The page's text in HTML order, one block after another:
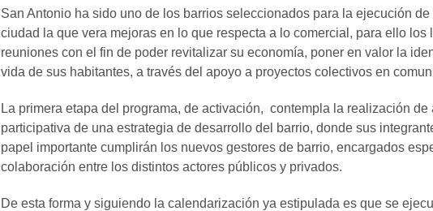
San Antonio ha sido uno de los barrios seleccionados para la ejecución
ciudad la que vera mejoras en lo que respecta a lo comercial, para ello
reuniones con el fin de poder revitalizar su economía, poner en valor la
vida de sus habitantes, a través del apoyo a proyectos colectivos en
La primera etapa del programa, de activación, contempla la realización
participativa de una estrategia de desarrollo del barrio, donde sus
papel importante cumplirán los nuevos gestores de barrio, encargados
colaboración entre los distintos actores públicos y privados.
De esta forma y siguiendo la calendarización ya estipulada es que se